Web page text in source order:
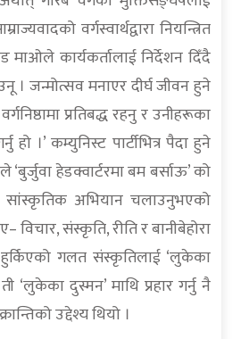
वर्गस्वार्थद्वारा नियन्त्रित
कार्यकर्तालाई निर्देशन दिँदै
। जन्मोत्सव मनाएर दीर्घ जीवन हुने
प्रतिबद्ध रहनु र उनीहरूका
हो ।’ कम्युनिस्ट पार्टीभित्र पैदा हुने
हेडक्वार्टरमा बम बर्साऊ’ को
सांस्कृतिक अभियान चलाउनुभएको
विचार, संस्कृति, रीति र बानीबेहोरा
हुर्किएको गलत संस्कृतिलाई ‘लुकेका
‘लुकेका दुस्मन’ माथि प्रहार गर्नु नै
उद्देश्य थियो ।